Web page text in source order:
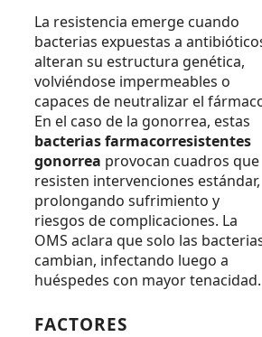
La resistencia emerge cuando
bacterias expuestas a
alteran su estructura genética,
volviéndose impermeables o
capaces de neutralizar el
En el caso de la gonorrea, estas
bacterias farmacorresistentes
gonorrea provocan cuadros que
resisten intervenciones estándar,
prolongando sufrimiento y
riesgos de complicaciones. La
OMS aclara que solo las
cambian, infectando luego a
huéspedes con mayor tenacidad.
FACTORES